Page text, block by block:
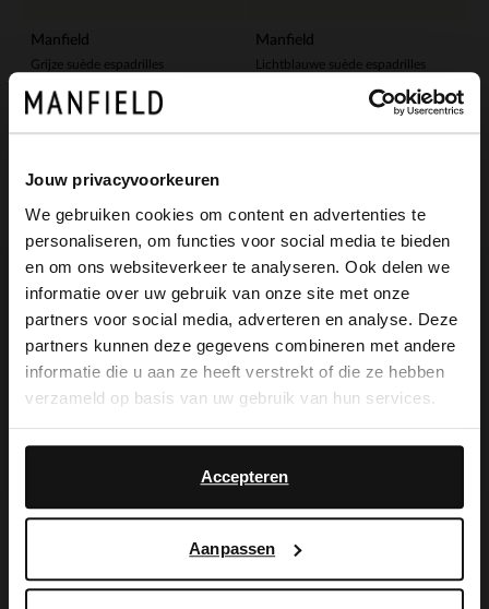
Jouw privacyvoorkeuren
We gebruiken cookies om content en advertenties te
personaliseren, om functies voor social media te bieden
en om ons websiteverkeer te analyseren. Ook delen we
informatie over uw gebruik van onze site met onze
partners voor social media, adverteren en analyse. Deze
partners kunnen deze gegevens combineren met andere
informatie die u aan ze heeft verstrekt of die ze hebben
verzameld op basis van uw gebruik van hun services.
Accepteren
Aanpassen
Manfield
Grijze suède espadrilles
99.99
Manfield
Lichtblauwe suède espadrilles
De My Manfield
voordelen wachten
op je.
AANMELDEN MY MANFIELD
Meer over My Manfield
×
View this website in English?
It looks like your language isn't Dutch. Would
you like to switch to English?
English